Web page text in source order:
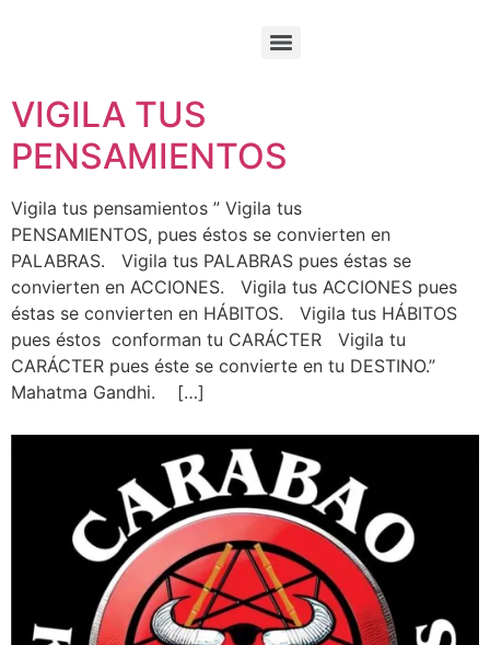
VIGILA TUS
PENSAMIENTOS
Vigila tus pensamientos ” Vigila tus
PENSAMIENTOS, pues éstos se convierten en
PALABRAS. Vigila tus PALABRAS pues éstas se
convierten en ACCIONES. Vigila tus ACCIONES pues
éstas se convierten en HÁBITOS. Vigila tus HÁBITOS
pues éstos conforman tu CARÁCTER Vigila tu
CARÁCTER pues éste se convierte en tu DESTINO.”
Mahatma Gandhi. […]